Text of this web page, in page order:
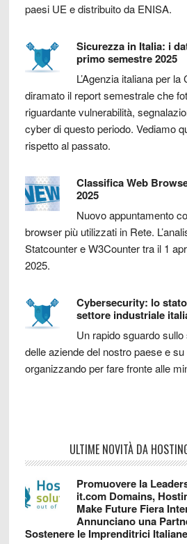
paesi UE e distribuito da ENISA.
Sicurezza in Italia: i
primo semestre 2025
L’Agenzia italiana per
diramato il report semestrale che
riguardante vulnerabilità,
cyber di questo periodo. Vediamo
rispetto al passato.
Classifica Web
2025
Nuovo appuntamento
browser più utilizzati in Rete.
Statcounter e W3Counter tra il 1
2025.
Cybersecurity: lo
settore industriale
Un rapido sguardo
delle aziende del nostro paese e
organizzando per fare fronte alle
ULTIME NOVITÀ DA
Promuovere la
it.com Domains,
Make Future Fiera
Annunciano una
Sostenere le Imprenditrici Italiane